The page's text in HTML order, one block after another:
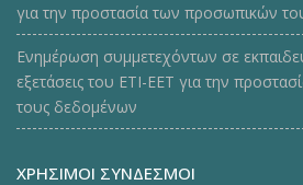
για την προστασία των προσωπικών
Ενημέρωση συμμετεχόντων σε
εξετάσεις του ΕΤΙ-ΕΕΤ για την
τους δεδομένων
ΧΡΗΣΙΜΟΙ ΣΥΝΔΕΣΜΟΙ